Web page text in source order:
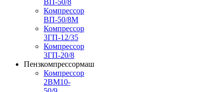
Компрессор
ВП-50/8М
Компрессор
3ГП-12/35
Компрессор
3ГП-20/8
Пензкомпрессормаш
Компрессор
2ВМ10-